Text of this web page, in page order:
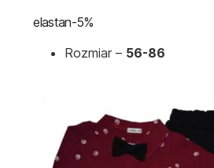
elastan-5%
Rozmiar – 56-86